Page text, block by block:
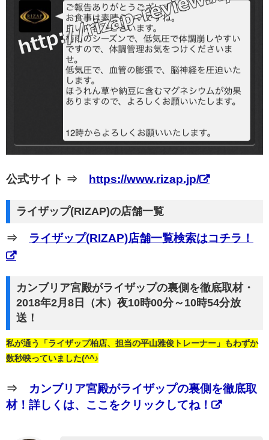
公式サイト ⇒ https://www.rizap.jp/
ライザップ(RIZAP)の店舗一覧
⇒ ライザップ(RIZAP)店舗一覧検索はコチラ！
カンブリア宮殿がライザップの裏側を徹底取材・
2018年2月8日（木）夜10時00分～10時54分放
送！
私が通う「ライザップ柏店、担当の平山雅俊トレーナー」もわずか
数秒映っていました(^^♪
⇒ カンブリア宮殿がライザップの裏側を徹底取
材！詳しくは、ここをクリックしてね！